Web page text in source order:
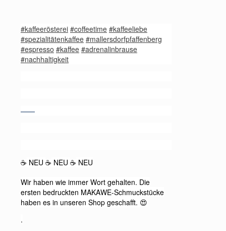
#kaffeerösterei #coffeetime #kaffeeliebe
#spezialitätenkaffee #mallersdorfpfaffenberg
#espresso #kaffee #adrenalinbrause
#nachhaltigkeit
——
☕️ NEU ☕️ NEU ☕️ NEU
Wir haben wie immer Wort gehalten. Die
ersten bedruckten MAKAWE-Schmuckstücke
haben es in unseren Shop geschafft. 😍
.